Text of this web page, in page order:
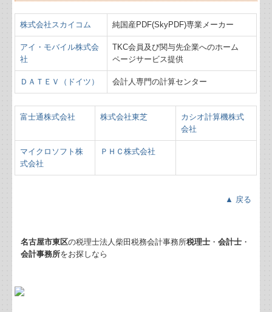
名古屋市東区の税理士法人柴田税務会計事務所税理士 ・会計士 ・
会計事務所をお探しなら
株式会社スカイコム 純国産PDF(SkyPDF)専業メーカー
アイ・モバイル株式会
社
TKC会員及び関与先企業へのホーム
ページサービス提供
ＤＡＴＥＶ（ドイツ） 会計人専門の計算センター
富士通株式会社 株式会社東芝
カシオ計算機株式
会社
マイクロソフト株
式会社
ＰＨＣ株式会社
▲ 戻る